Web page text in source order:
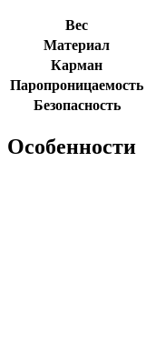
Вес
Материал
Карман
Паропроницаемость
Безопасность
Особенности